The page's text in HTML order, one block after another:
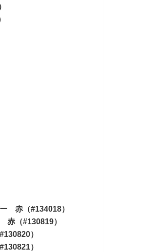
赤（#134018）
赤（#130819）
）
）